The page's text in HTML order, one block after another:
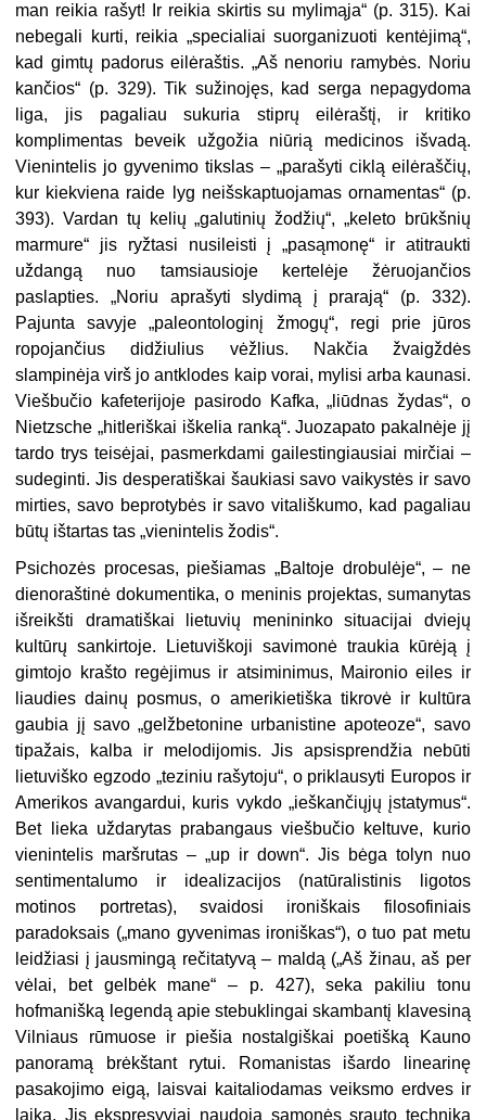
man reikia rašyt! Ir reikia skirtis su mylimąja“ (p. 315). Kai
nebegali kurti, reikia „specialiai suorganizuoti kentėjimą“,
kad gimtų padorus eilėraštis. „Aš nenoriu ramybės. Noriu
kančios“ (p. 329). Tik sužinojęs, kad serga nepagydoma
liga, jis pagaliau sukuria stiprų eilėraštį, ir kritiko
komplimentas beveik užgožia niūrią medicinos išvadą.
Vienintelis jo gyvenimo tikslas – „parašyti ciklą eilėraščių,
kur kiekviena raide lyg neišskaptuojamas ornamentas“ (p.
393). Vardan tų kelių „galutinių žodžių“, „keleto brūkšnių
marmure“ jis ryžtasi nusileisti į „pasąmonę“ ir atitraukti
uždangą nuo tamsiausioje kertelėje žėruojančios
paslapties. „Noriu aprašyti slydimą į prarają“ (p. 332).
Pajunta savyje „paleontologinį žmogų“, regi prie jūros
ropojančius didžiulius vėžlius. Nakčia žvaigždės
slampinėja virš jo antklodes kaip vorai, mylisi arba kaunasi.
Viešbučio kafeterijoje pasirodo Kafka, „liūdnas žydas“, o
Nietzsche „hitleriškai iškelia ranką“. Juozapato pakalnėje jį
tardo trys teisėjai, pasmerkdami gailestingiausiai mirčiai –
sudeginti. Jis desperatiškai šaukiasi savo vaikystės ir savo
mirties, savo beprotybės ir savo vitališkumo, kad pagaliau
būtų ištartas tas „vienintelis žodis“.
Psichozės procesas, piešiamas „Baltoje drobulėje“, – ne
dienoraštinė dokumentika, o meninis projektas, sumanytas
išreikšti dramatiškai lietuvių menininko situacijai dviejų
kultūrų sankirtoje. Lietuviškoji savimonė traukia kūrėją į
gimtojo krašto regėjimus ir atsiminimus, Maironio eiles ir
liaudies dainų posmus, o amerikietiška tikrovė ir kultūra
gaubia jį savo „gelžbetonine urbanistine apoteoze“, savo
tipažais, kalba ir melodijomis. Jis apsisprendžia nebūti
lietuviško egzodo „teziniu rašytoju“, o priklausyti Europos ir
Amerikos avangardui, kuris vykdo „ieškančiųjų įstatymus“.
Bet lieka uždarytas prabangaus viešbučio keltuve, kurio
vienintelis maršrutas – „up ir down“. Jis bėga tolyn nuo
sentimentalumo ir idealizacijos (natūralistinis ligotos
motinos portretas), svaidosi ironiškais filosofiniais
paradoksais („mano gyvenimas ironiškas“), o tuo pat metu
leidžiasi į jausmingą rečitatyvą – maldą („Aš žinau, aš per
vėlai, bet gelbėk mane“ – p. 427), seka pakiliu tonu
hofmanišką legendą apie stebuklingai skambantį klavesiną
Vilniaus rūmuose ir piešia nostalgiškai poetišką Kauno
panoramą brėkštant rytui. Romanistas išardo linearinę
pasakojimo eigą, laisvai kaitaliodamas veiksmo erdves ir
laiką. Jis ekspresyviai naudoja sąmonės srauto techniką